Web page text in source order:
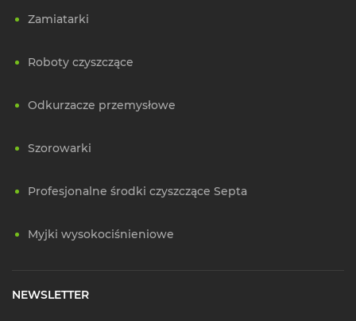
Zamiatarki
Roboty czyszczące
Odkurzacze przemysłowe
Szorowarki
Profesjonalne środki czyszczące Septa
Myjki wysokociśnieniowe
NEWSLETTER